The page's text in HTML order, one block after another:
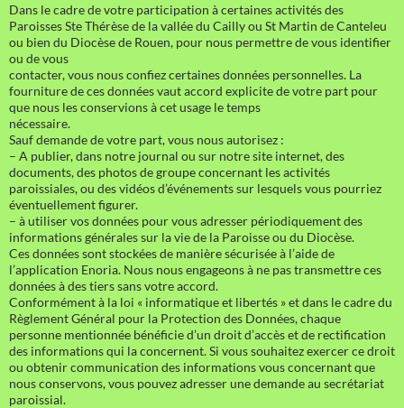
Dans le cadre de votre participation à certaines activités des
Paroisses Ste Thérèse de la vallée du Cailly ou St Martin de Canteleu
ou bien du Diocèse de Rouen, pour nous permettre de vous identifier
ou de vous
contacter, vous nous confiez certaines données personnelles. La
fourniture de ces données vaut accord explicite de votre part pour
que nous les conservions à cet usage le temps
nécessaire.
Sauf demande de votre part, vous nous autorisez :
– A publier, dans notre journal ou sur notre site internet, des
documents, des photos de groupe concernant les activités
paroissiales, ou des vidéos d’événements sur lesquels vous pourriez
éventuellement figurer.
– à utiliser vos données pour vous adresser périodiquement des
informations générales sur la vie de la Paroisse ou du Diocèse.
Ces données sont stockées de manière sécurisée à l’aide de
l’application Enoria. Nous nous engageons à ne pas transmettre ces
données à des tiers sans votre accord.
Conformément à la loi « informatique et libertés » et dans le cadre du
Règlement Général pour la Protection des Données, chaque
personne mentionnée bénéficie d’un droit d’accès et de rectification
des informations qui la concernent. Si vous souhaitez exercer ce droit
ou obtenir communication des informations vous concernant que
nous conservons, vous pouvez adresser une demande au secrétariat
paroissial.